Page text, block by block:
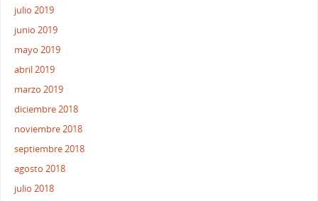
julio 2019
junio 2019
mayo 2019
abril 2019
marzo 2019
diciembre 2018
noviembre 2018
septiembre 2018
agosto 2018
julio 2018